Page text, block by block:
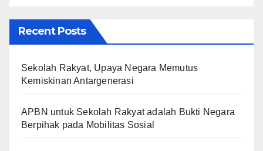
Recent Posts
Sekolah Rakyat, Upaya Negara Memutus
Kemiskinan Antargenerasi
APBN untuk Sekolah Rakyat adalah Bukti Negara
Berpihak pada Mobilitas Sosial